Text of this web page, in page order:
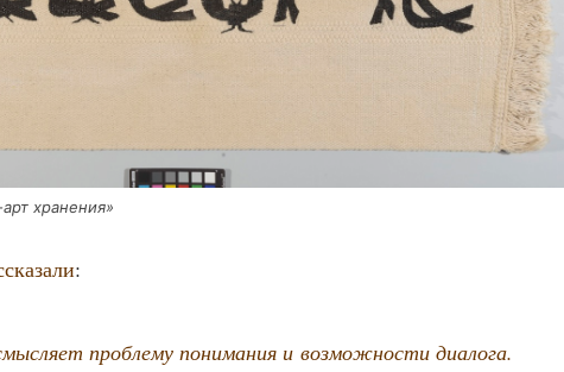
хранения»
:
про­бле­му пони­ма­ния и воз­мож­но­сти диа­ло­га.